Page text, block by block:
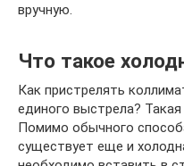
вручную.
Что такое
Как пристрелять
единого выстрела?
Помимо обычного
существует еще и